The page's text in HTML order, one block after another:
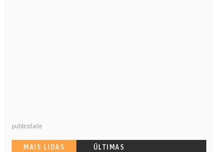
publicidade
MAIS LIDAS ÚLTIMAS